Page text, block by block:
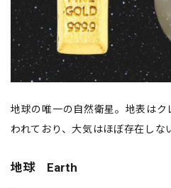
地球の唯一の自然衛星。地表は
われており、大気はほぼ存在しな
地球 Earth